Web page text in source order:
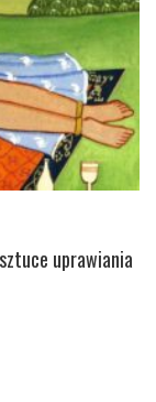
uprawiania